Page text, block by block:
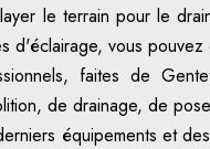
le terrain pour le
d'éclairage, vous
faites de
de drainage, de
équipements et